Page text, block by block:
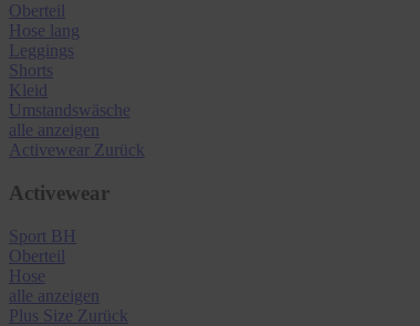
Oberteil
Hose lang
Leggings
Shorts
Kleid
Umstandswäsche
alle anzeigen
Activewear Zurück
Activewear
Sport BH
Oberteil
Hose
alle anzeigen
Plus Size Zurück